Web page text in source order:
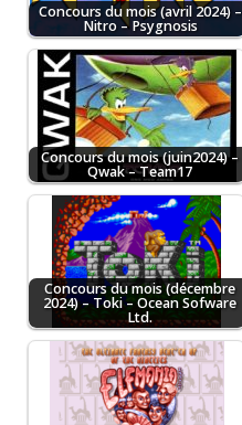
Concours du mois (avril 2024) –
Nitro – Psygnosis
Concours du mois (juin2024) –
Qwak – Team17
Concours du mois (décembre
2024) – Toki – Ocean Sofware
Ltd.